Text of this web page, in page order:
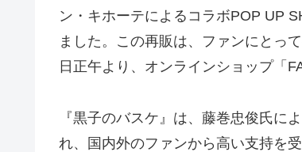
ン・キホーテによるコラボPOP UP
ました。この再販は、ファンにとっ
日正午より、オンラインショップ「
『黒子のバスケ』は、藤巻忠俊氏に
れ、国内外のファンから高い支持を